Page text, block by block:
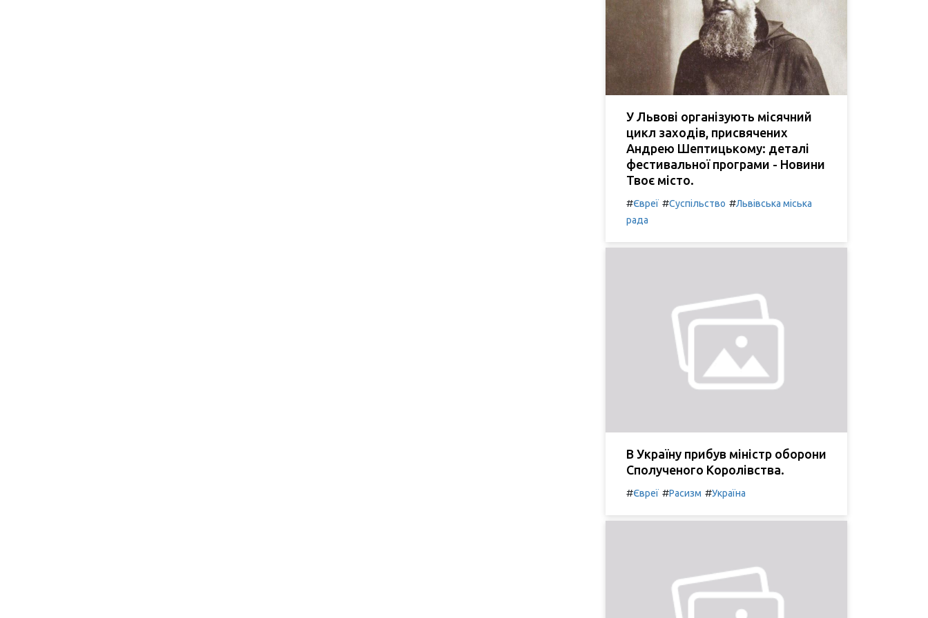
У Львові організують місячний
цикл заходів, присвячених
Андрею Шептицькому: деталі
фестивальної програми - Новини
Твоє місто.
#Євреї #Суспільство #Львівська міська
рада
В Україну прибув міністр оборони
Сполученого Королівства.
#Євреї #Расизм #Україна